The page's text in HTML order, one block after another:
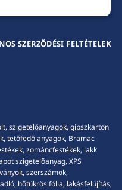
SZERZŐDÉSI FELTÉTELEK
szigetelőanyagok, gipszkarton
tetőfedő anyagok, Bramac
zománcfestékek, lakk
szigetelőanyag, XPS
szerszámok,
hőtükrös fólia, lakásfelújítás,